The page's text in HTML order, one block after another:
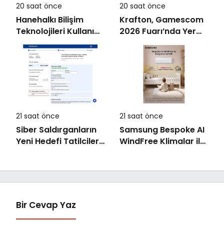
20 saat önce
Hanehalkı Bilişim
Teknolojileri Kullanım
Araştırması, 2026
20 saat önce
Krafton, Gamescom
2026 Fuarı’nda Yer
Alacak Oyunlarına
Dair Yeni Ayrıntıları
Paylaştı
21 saat önce
Siber Saldırganların
Yeni Hedefi Tatilciler:
21 saat önce
Samsung Bespoke AI
WindFree Klimalar ile
Bir Cevap Yaz